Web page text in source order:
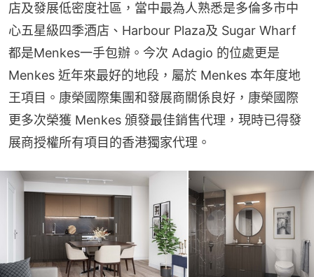
店及發展低密度社區，當中最為人熟悉是多倫多市中
心五星級四季酒店、Harbour Plaza及 Sugar Wharf
都是Menkes一手包辦。今次 Adagio 的位處更是
Menkes 近年來最好的地段，屬於 Menkes 本年度地
王項目。康榮國際集團和發展商關係良好，康榮國際
更多次榮獲 Menkes 頒發最佳銷售代理，現時已得發
展商授權所有項目的香港獨家代理。